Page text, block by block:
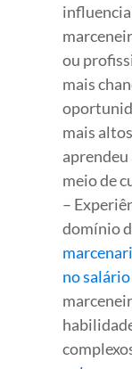
ou
mais
mais
meio de
–
domínio
no